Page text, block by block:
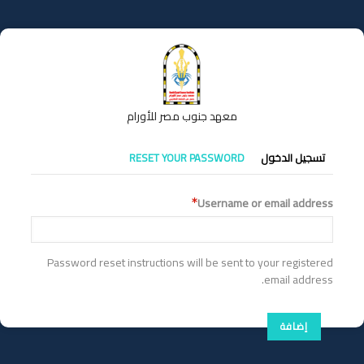
إلى
المحتوى
معهد جنوب مصر للأورام
التبويبات
الأساسية
تسجيل الدخول RESET YOUR PASSWORD
Username or email address
Password reset instructions will be sent to your registered
email address.